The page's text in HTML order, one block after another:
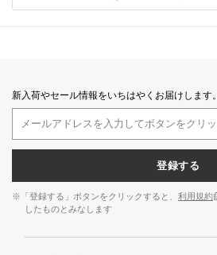
新入荷やセール情報をいちはやくお届けします。
登録する
※「登録する」ボタンをクリックすると、 利用規約
したものとみなします